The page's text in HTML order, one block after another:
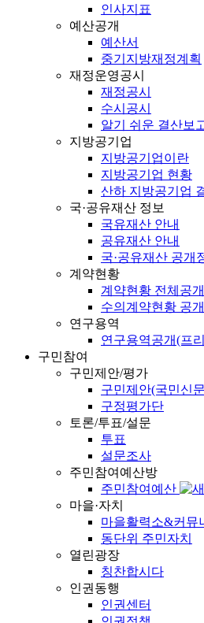
인사지표
예산공개
예산서
중기지방재정계획
재정운영공시
재정공시
수시공시
알기 쉬운 결산보
지방공기업
지방공기업이란
지방공기업 현황
산하 지방공기업
국·공유재산 정보
국유재산 안내
공유재산 안내
국·공유재산 공개
계약현황
계약현황 전체공개
수의계약현황 공개
연구용역
연구용역공개(프
구민참여
구민제안/평가
구민제안(국민신
구정평가단
토론/투표/설문
투표
설문조사
주민참여예산방
주민참여예산
마을·자치
마을활력소&커뮤
동단위 주민자치
열린광장
칭찬합시다
인권동행
인권센터